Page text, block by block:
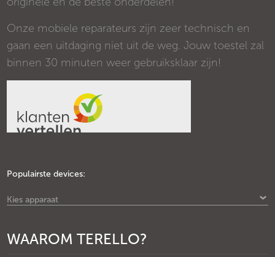
Onze mobiele reparateurs zijn zeer technisch en
gaan een uitdaging niet uit de weg. Jouw toestel zal
binnen 30 minuten weer gebruiksklaar zijn!
Populairste devices:
Kies apparaat
WAAROM TERELLO?